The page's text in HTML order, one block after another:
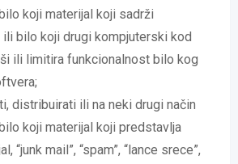
koji materijal koji sadrži
bilo koji drugi kompjuterski kod
ili limitira funkcionalnost bilo kog
distribuirati ili na neki drugi način
koji materijal koji predstavlja
“junk mail”, “spam”, “lance srece”,